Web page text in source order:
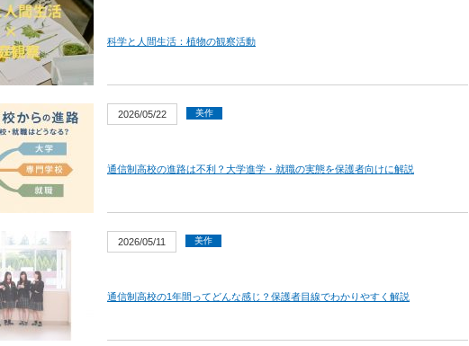
科学と人間生活：植物の観察活動
2026/05/22 美作
通信制高校の進路は不利？大学進学・就職の実態を保護者向けに解説
2026/05/11 美作
通信制高校の1年間ってどんな感じ？保護者目線でわかりやすく解説